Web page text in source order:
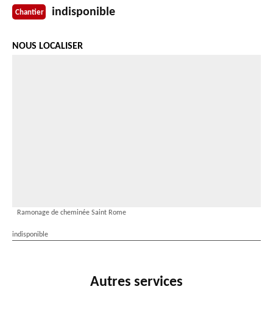
Chantier indisponible
NOUS LOCALISER
Ramonage de cheminée Saint Rome
indisponible
Autres services